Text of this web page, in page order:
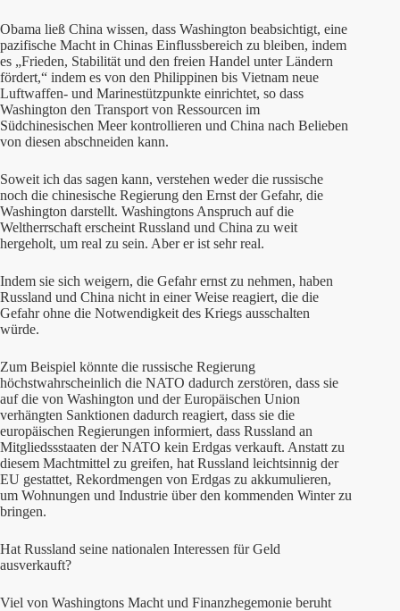
Obama ließ China wissen, dass Washington beabsichtigt, eine
pazifische Macht in Chinas Einflussbereich zu bleiben, indem
es „Frieden, Stabilität und den freien Handel unter Ländern
fördert,“ indem es von den Philippinen bis Vietnam neue
Luftwaffen- und Marinestützpunkte einrichtet, so dass
Washington den Transport von Ressourcen im
Südchinesischen Meer kontrollieren und China nach Belieben
von diesen abschneiden kann.
Soweit ich das sagen kann, verstehen weder die russische
noch die chinesische Regierung den Ernst der Gefahr, die
Washington darstellt. Washingtons Anspruch auf die
Weltherrschaft erscheint Russland und China zu weit
hergeholt, um real zu sein. Aber er ist sehr real.
Indem sie sich weigern, die Gefahr ernst zu nehmen, haben
Russland und China nicht in einer Weise reagiert, die die
Gefahr ohne die Notwendigkeit des Kriegs ausschalten
würde.
Zum Beispiel könnte die russische Regierung
höchstwahrscheinlich die NATO dadurch zerstören, dass sie
auf die von Washington und der Europäischen Union
verhängten Sanktionen dadurch reagiert, dass sie die
europäischen Regierungen informiert, dass Russland an
Mitgliedssstaaten der NATO kein Erdgas verkauft. Anstatt zu
diesem Machtmittel zu greifen, hat Russland leichtsinnig der
EU gestattet, Rekordmengen von Erdgas zu akkumulieren,
um Wohnungen und Industrie über den kommenden Winter zu
bringen.
Hat Russland seine nationalen Interessen für Geld
ausverkauft?
Viel von Washingtons Macht und Finanzhegemonie beruht